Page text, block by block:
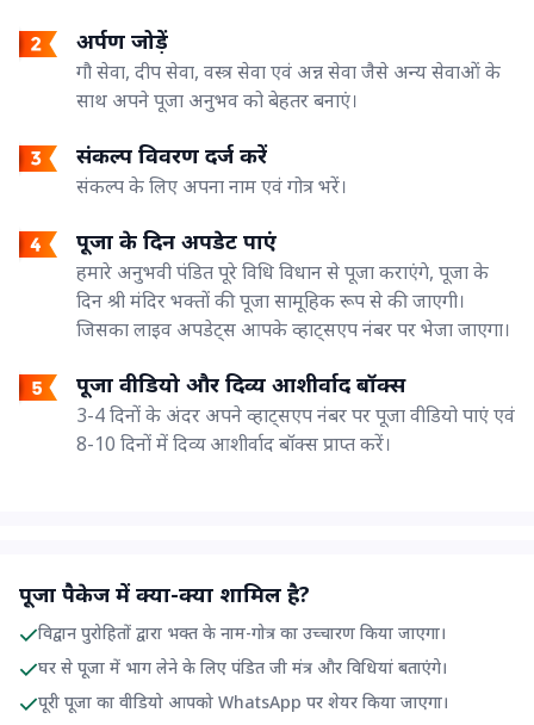
अर्पण जोड़ें
गौ सेवा, दीप सेवा, वस्त्र सेवा एवं अन्न सेवा जैसे अन्य सेवाओं के
साथ अपने पूजा अनुभव को बेहतर बनाएं।
संकल्प विवरण दर्ज करें
संकल्प के लिए अपना नाम एवं गोत्र भरें।
पूजा के दिन अपडेट पाएं
हमारे अनुभवी पंडित पूरे विधि विधान से पूजा कराएंगे, पूजा के
दिन श्री मंदिर भक्तों की पूजा सामूहिक रूप से की जाएगी।
जिसका लाइव अपडेट्स आपके व्हाट्सएप नंबर पर भेजा जाएगा।
पूजा वीडियो और दिव्य आशीर्वाद बॉक्स
3-4 दिनों के अंदर अपने व्हाट्सएप नंबर पर पूजा वीडियो पाएं एवं
8-10 दिनों में दिव्य आशीर्वाद बॉक्स प्राप्त करें।
पूजा पैकेज में क्या-क्या शामिल है?
विद्वान पुरोहितों द्वारा भक्त के नाम-गोत्र का उच्चारण किया जाएगा।
घर से पूजा में भाग लेने के लिए पंडित जी मंत्र और विधियां बताएंगे।
पूरी पूजा का वीडियो आपको WhatsApp पर शेयर किया जाएगा।